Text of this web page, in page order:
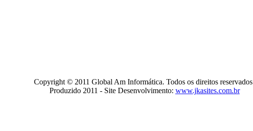
Copyright © 2011 Global Am Informática. Todos os direitos
Produzido 2011 - Site Desenvolvimento: www.jkasites.com.br